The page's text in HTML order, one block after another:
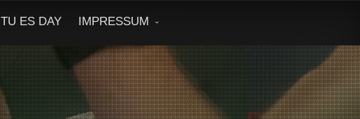
TU ES DAY IMPRESSUM